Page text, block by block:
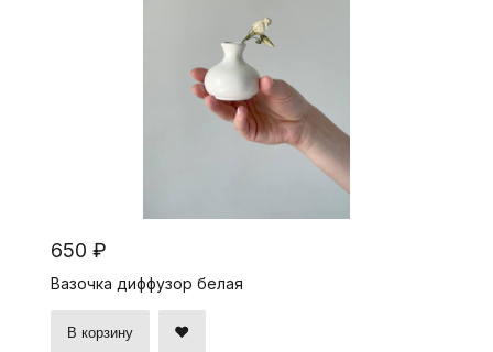
650 ₽
Вазочка диффузор белая
В корзину